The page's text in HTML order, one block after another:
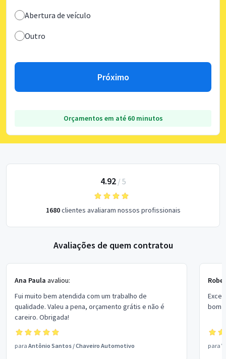
Abertura de veículo
Outro
Próximo
Orçamentos em até 60 minutos
4.92/ 5
1680clientes avaliaram nossos profissionais
Avaliações de quem contratou
Ana Paula avaliou:
Fui muito bem atendida com um trabalho de
qualidade. Valeu a pena, orçamento grátis e não é
careiro. Obrigada!
para Antônio Santos /Chaveiro Automotivo
bom
para